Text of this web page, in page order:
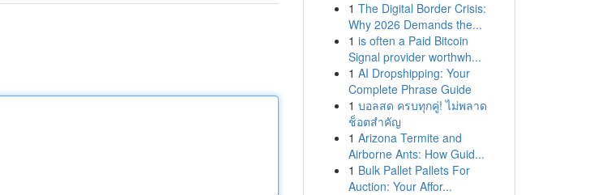
1 The Digital Border Crisis:
Why 2026 Demands the...
1 is often a Paid Bitcoin
Signal provider worthwh...
1 AI Dropshipping: Your
Complete Phrase Guide
1 บอลสด ครบทุกคู่! ไม่พลาด
ช็อตสำคัญ
1 Arizona Termite and
Airborne Ants: How Guid...
1 Bulk Pallet Pallets For
Auction: Your Affor...